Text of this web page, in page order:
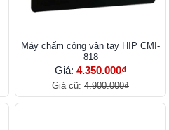
Máy chấm công vân tay HIP CMI-
818
Giá: 4.350.000₫
Giá cũ: 4.900.000₫